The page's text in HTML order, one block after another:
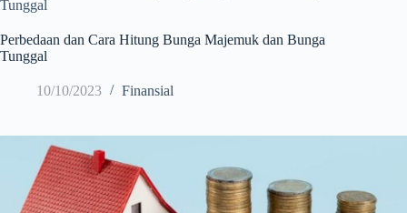
Tunggal
Perbedaan dan Cara Hitung Bunga Majemuk dan Bunga
Tunggal
10/10/2023 Finansial